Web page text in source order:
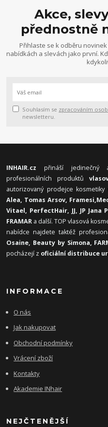
Akce,
přednostně
Přihlaste se k odběru
nabídkách a slevách jako první.
Souhlasím se zpracováním
newsletteru.
INHAIR.cz přináší jedinečný
profesionálních produktů
autorizovaný prodejce
Alea, Tomas Arsov, Framesi,
Vitael, PerfectHair, JJ, JP Jana
FRAMAR a další. TOP vlasová
nabídce najdete taktéž
Osaine, Beauty by Simona,
pocházejí z oficiální distribuce
INFORMACE
O nás
Jak nakupovat
Obchodní podmínky
Vrácení zboží
Kontakty
Akademie INhair
NEJČTENĚJŠÍ